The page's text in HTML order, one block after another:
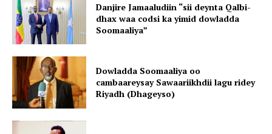
Danjire Jamaaludiin “sii deynta Qalbi-
dhax waa codsi ka yimid dowladda
Soomaaliya”
Dowladda Soomaaliya oo
cambaareysay Sawaariikhdii lagu ridey
Riyadh (Dhageyso)